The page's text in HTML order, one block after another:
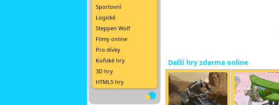
Sportovní
Logické
Steppen Wolf
Filmy online
Pro dívky
Koňské hry
3D hry
HTML5 hry
Další hry zdarma online